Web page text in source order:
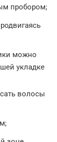
пробором;
можно
укладке
волосы